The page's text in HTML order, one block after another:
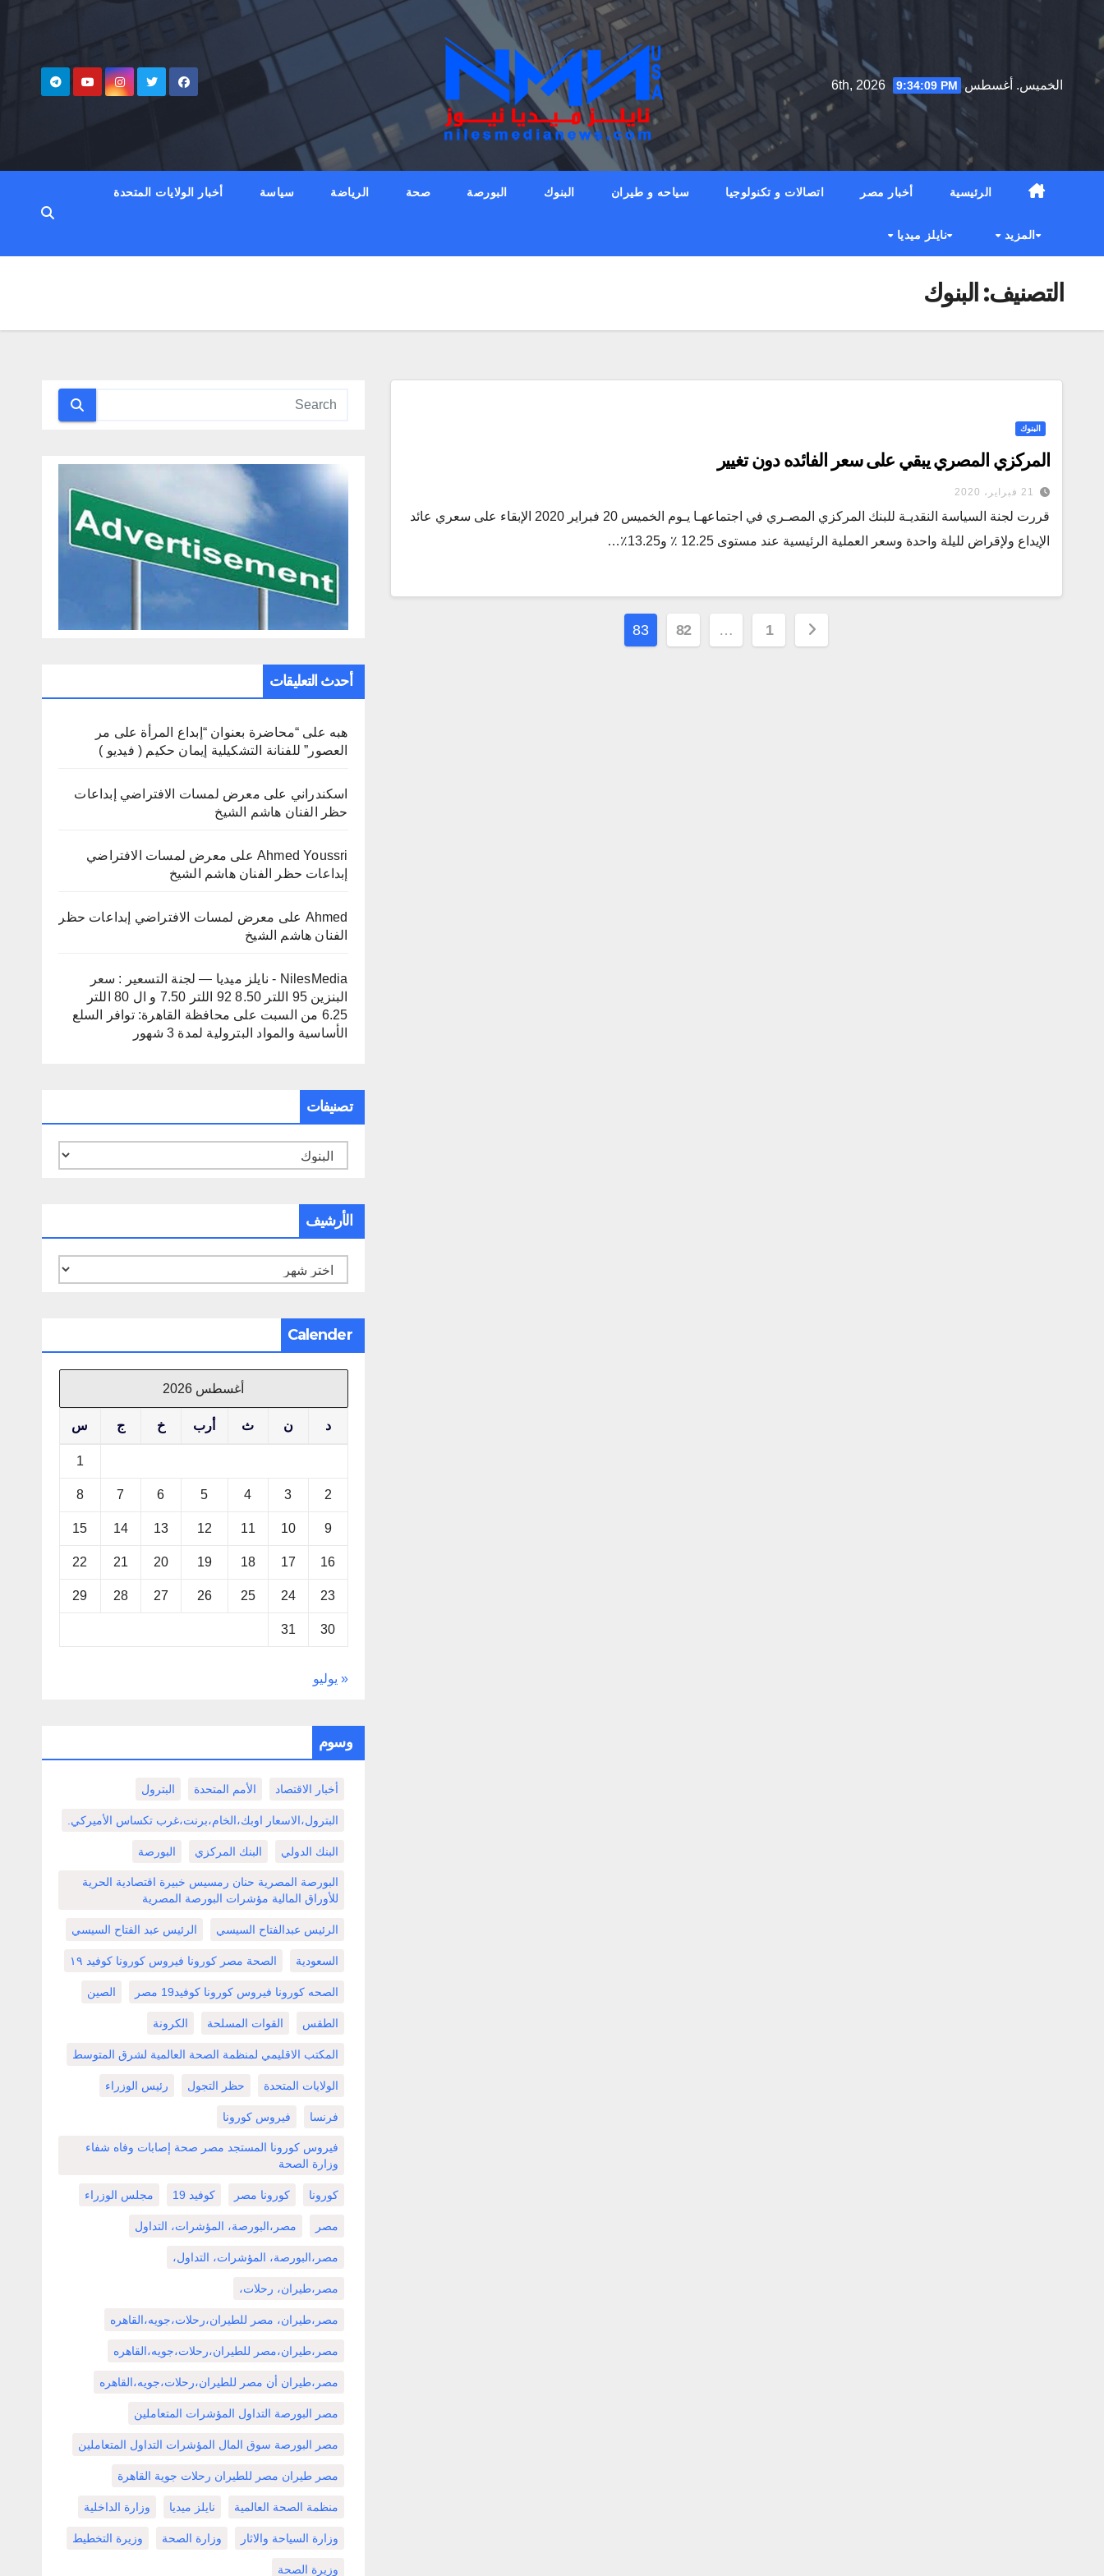
to
الخميس. أغسطس 6th, 2026
9:34:10 PM
الرئيسية أخبار مصر اتصالات و تكنولوجيا سياحه و طيران البنوك البورصة صحة الرياضة سياسة أخبار الولايات المتحدة
المزيد نايلز ميديا
التصنيف: البنوك
البنوك
المركزي المصري يبقي على سعر الفائده دون تغيير
21 فبراير، 2020
قررت لجنة السياسة النقديـة للبنك المركزي المصـري في اجتماعهـا يـوم الخميس 20 فبراير 2020 الإبقاء على سعري عائد
الإيداع ولإقراض لليلة واحدة وسعر العملية الرئيسية عند مستوى 12.25 ٪ و13.25٪…
تعدد
1
…
82
83
أحدث التعليقات
هبه على “محاضرة بعنوان “إبداع المرأة على مر
العصور” للفنانة التشكيلية إيمان حكيم ( فيديو )
اسكندراني على معرض لمسات الافتراضي إبداعات
حظر الفنان هاشم الشيخ
Ahmed Youssriعلى معرض لمسات الافتراضي
إبداعات حظر الفنان هاشم الشيخ
Ahmed على معرض لمسات الافتراضي إبداعات حظر
الفنان هاشم الشيخ
NilesMedia - نايلز ميديا — لجنة التسعير : سعر
البنزين 95 اللتر 8.50 92 اللتر 7.50 و ال 80 اللتر
6.25 من السبت
على محافظة القاهرة: توافر السلع
الأساسية والمواد البترولية لمدة 3 شهور
تصنيفات
تصنيفات
الأرشيف
الأرشيف
Calender
أغسطس 2026
د ن ث أرب خ ج س
1
2
3
4
5
6
7
8
9
10
11
12
13
14
15
16
17
18
19
20
21
22
23
24
25
26
27
28
29
30
31
« يوليو
وسوم
أخبار الاقتصاد الأمم المتحدة البترول
البترول،الاسعار اوبك،الخام،برنت،غرب تكساس الأميركي.
البنك الدولي البنك المركزي البورصة
البورصة المصرية حنان رمسيس خبيرة اقتصادية الحرية
للأوراق المالية مؤشرات البورصة المصرية
الرئيس عبدالفتاح السيسي الرئيس عبد الفتاح السيسي
السعودية الصحة مصر كورونا فيروس كورونا كوفيد ١٩
الصحه كورونا فيروس كورونا كوفيد19 مصر الصين
الطقس القوات المسلحة الكرونة
المكتب الاقليمي لمنظمة الصحة العالمية لشرق المتوسط
الولايات المتحدة حظر التجول رئيس الوزراء
فرنسا فيروس كورونا
فيروس كورونا المستجد مصر صحة إصابات وفاه شفاء
وزارة الصحة
كورونا كورونا مصر كوفيد 19 مجلس الوزراء
مصر مصر،البورصة، المؤشرات، التداول
مصر،البورصة، المؤشرات، التداول،
مصر،طيران، رحلات،
مصر،طيران، مصر للطيران،رحلات،جويه،القاهره
مصر،طيران،مصر للطيران،رحلات،جويه،القاهره
مصر،طيران أن مصر للطيران،رحلات،جويه،القاهره
مصر البورصة التداول المؤشرات المتعاملين
مصر البورصة سوق المال المؤشرات التداول المتعاملين
مصر طيران مصر للطيران رحلات جوية القاهرة
منظمة الصحة العالمية نايلز ميديا وزارة الداخلية
وزارة السياحة والاثار وزارة الصحة وزيرة التخطيط
وزيرة الصحة